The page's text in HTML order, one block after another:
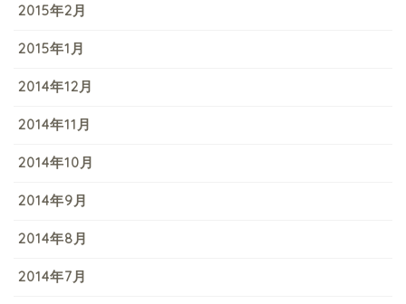
2015年2月
2015年1月
2014年12月
2014年11月
2014年10月
2014年9月
2014年8月
2014年7月